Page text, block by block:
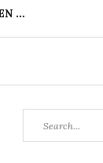
…
for: